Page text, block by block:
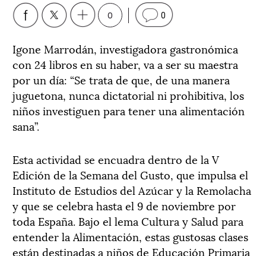
0 0
Igone Marrodán, investigadora gastronómica
con 24 libros en su haber, va a ser su maestra
por un día: “Se trata de que, de una manera
juguetona, nunca dictatorial ni prohibitiva, los
niños investiguen para tener una alimentación
sana”.
Esta actividad se encuadra dentro de la V
Edición de la Semana del Gusto, que impulsa el
Instituto de Estudios del Azúcar y la Remolacha
y que se celebra hasta el 9 de noviembre por
toda España. Bajo el lema Cultura y Salud para
entender la Alimentación, estas gustosas clases
están destinadas a niños de Educación Primaria